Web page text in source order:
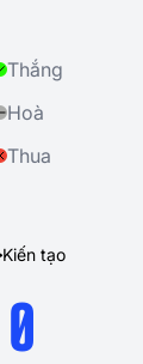
Kiến tạo
0
Thắng
Hoà
Thua